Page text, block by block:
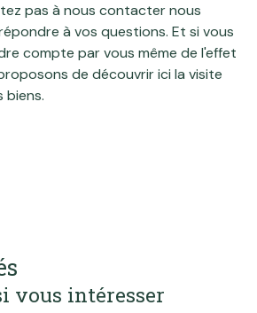
pas à nous contacternous
à vos questions. Et si vous
compte par vous même de l'effet
de découvrir ici la visite
biens.
vous intéresser